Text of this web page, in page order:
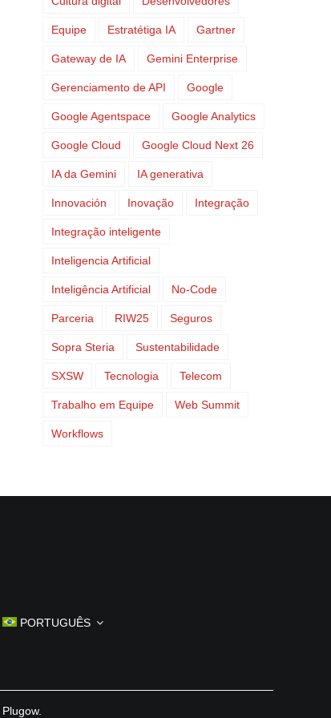
Equipe Estratétiga IA Gartner
Gateway de IA Gemini Enterprise
Gerenciamento de API Google
Google Agentspace Google Analytics
Google Cloud Google Cloud Next 26
IA da Gemini IA generativa
Innovación Inovação Integração
Integração inteligente
Inteligencia Artificial
Inteligência Artificial No-Code
Parceria RIW25 Seguros
Sopra Steria Sustentabilidade
SXSW Tecnologia Telecom
Trabalho em Equipe Web Summit
Workflows
PORTUGUÊS
Plugow.